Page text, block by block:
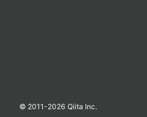
© 2011-2026 Qiita Inc.